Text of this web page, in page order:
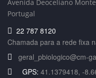
Avenida Deoceliano
Portugal
22 787 8120
Chamada para a rede fixa
geral_pbiologico@cm-
GPS: 41.1379418, -